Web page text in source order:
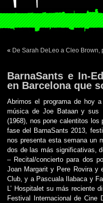
« De Sarah DeLeo a Cleo Brown,
BarnaSants e In-
en Barcelona que
Abrimos el programa de hoy
música de Joe Bataan y sus
(1968), nos pone calentitos
fase del BarnaSants 2013,
nos presenta esta semana un
dos de las más significativas,
– Recital/concierto para dos
Joan Margarit y Pere Rovira y
Club, y a Pascuala Ilabaca y
L’ Hospitalet su más reciente
Festival Internacional de Cine